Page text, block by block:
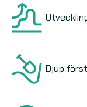
Djup